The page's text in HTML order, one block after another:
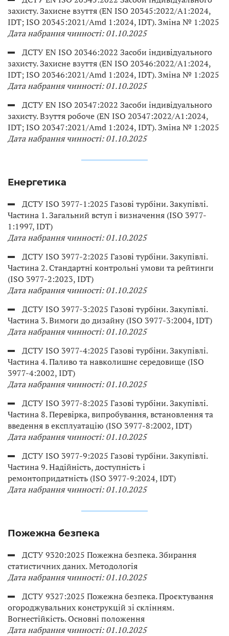
захисту. Захисне взуття (EN ISO 20345:2022/А1:2024,
IDT; ISO 20345:2021/Amd 1:2024, IDT). Зміна № 1:2025
Дата набрання чинності: 01.10.2025
ДСТУ EN ISO 20346:2022 Засоби індивідуального
захисту. Захисне взуття (EN ISO 20346:2022/А1:2024,
IDT; ISO 20346:2021/Amd 1:2024, IDT). Зміна № 1:2025
Дата набрання чинності: 01.10.2025
ДСТУ EN ISO 20347:2022 Засоби індивідуального
захисту. Взуття робоче (EN ISO 20347:2022/А1:2024,
IDT; ISO 20347:2021/Amd 1:2024, IDT). Зміна № 1:2025
Дата набрання чинності: 01.10.2025
Енергетика
ДСТУ ISO 3977-1:2025 Газові турбіни. Закупівлі.
Частина 1. Загальний вступ і визначення (ISO 3977-
1:1997, IDT)
Дата набрання чинності: 01.10.2025
ДСТУ ISO 3977-2:2025 Газові турбіни. Закупівлі.
Частина 2. Стандартні контрольні умови та рейтинги
(ISO 3977-2:2023, IDT)
Дата набрання чинності: 01.10.2025
ДСТУ ISO 3977-3:2025 Газові турбіни. Закупівлі.
Частина 3. Вимоги до дизайну (ISO 3977-3:2004, IDT)
Дата набрання чинності: 01.10.2025
ДСТУ ISO 3977-4:2025 Газові турбіни. Закупівлі.
Частина 4. Паливо та навколишнє середовище (ISO
3977-4:2002, IDT)
Дата набрання чинності: 01.10.2025
ДСТУ ISO 3977-8:2025 Газові турбіни. Закупівлі.
Частина 8. Перевірка, випробування, встановлення та
введення в експлуатацію (ISO 3977-8:2002, IDT)
Дата набрання чинності: 01.10.2025
ДСТУ ISO 3977-9:2025 Газові турбіни. Закупівлі.
Частина 9. Надійність, доступність і
ремонтопридатність (ISO 3977-9:2024, IDT)
Дата набрання чинності: 01.10.2025
Пожежна безпека
ДСТУ 9320:2025 Пожежна безпека. Збирання
статистичних даних. Методологія
Дата набрання чинності: 01.10.2025
ДСТУ 9327:2025 Пожежна безпека. Проєктування
огороджувальних конструкцій зі склінням.
Вогнестійкість. Основні положення
Дата набрання чинності: 01.10.2025